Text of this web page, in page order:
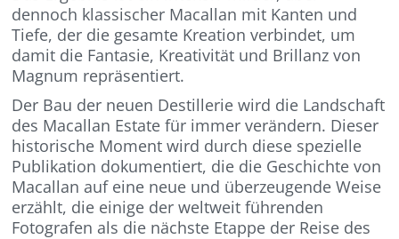
dennoch klassischer Macallan mit Kanten und
Tiefe, der die gesamte Kreation verbindet, um
damit die Fantasie, Kreativität und Brillanz von
Magnum repräsentiert.
Der Bau der neuen Destillerie wird die Landschaft
des Macallan Estate für immer verändern. Dieser
historische Moment wird durch diese spezielle
Publikation dokumentiert, die die Geschichte von
Macallan auf eine neue und überzeugende Weise
erzählt, die einige der weltweit führenden
Fotografen als die nächste Etappe der Reise des